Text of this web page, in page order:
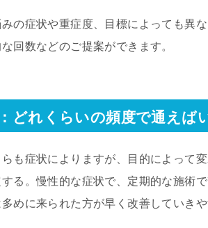
みの症状や重症度、目標によっても異
回数などのご提案ができます。
どれくらいの頻度で通えば
らも症状によりますが、目的によって
る。慢性的な症状で、定期的な施術
めに来られた方が早く改善していきや